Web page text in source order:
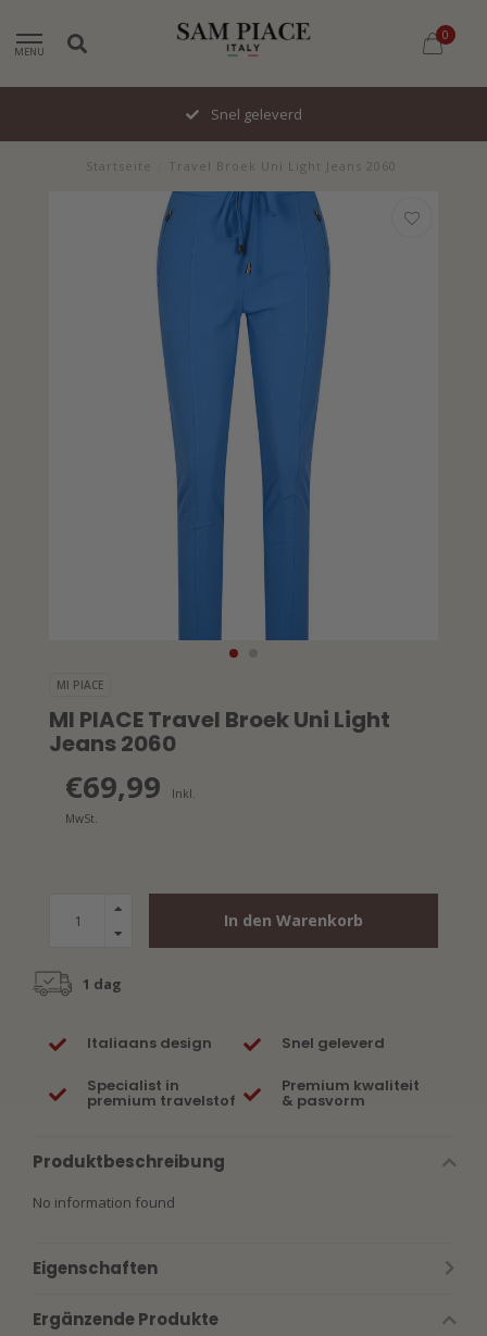
MENU
0
Snel geleverd
Startseite Travel Broek Uni Light Jeans 2060
MI PIACE
MI PIACE Travel Broek Uni Light
Jeans 2060
€69,99
Inkl.
MwSt.
In den Warenkorb
1 dag
Italiaans design Snel geleverd
Specialist in
premium travelstof
Premium kwaliteit
& pasvorm
Produktbeschreibung
No information found
Eigenschaften
Ergänzende Produkte